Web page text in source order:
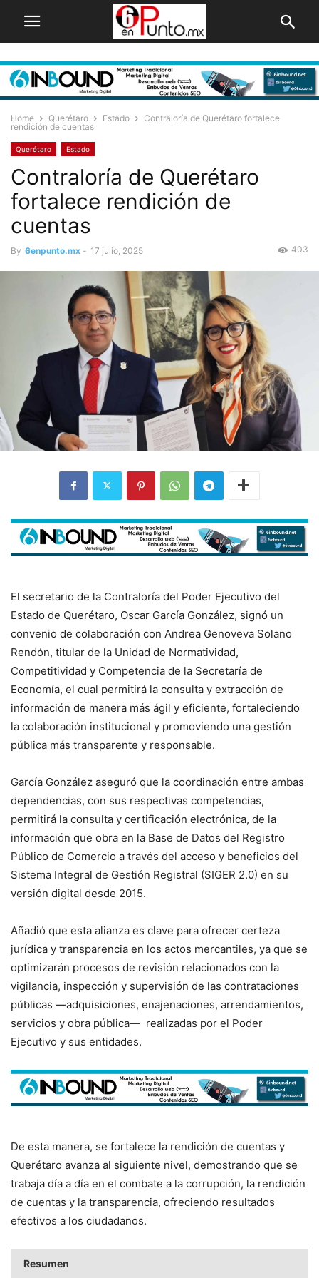
Home Querétaro Estado
Contraloría de Querétaro fortalece
rendición de cuentas
Querétaro Estado
Contraloría de Querétaro
fortalece rendición de
cuentas
By 6enpunto.mx - 17 julio, 2025 403
El secretario de la Contraloría del Poder Ejecutivo del
Estado de Querétaro, Oscar García González, signó un
convenio de colaboración con Andrea Genoveva Solano
Rendón, titular de la Unidad de Normatividad,
Competitividad y Competencia de la Secretaría de
Economía, el cual permitirá la consulta y extracción de
información de manera más ágil y eficiente, fortaleciendo
la colaboración institucional y promoviendo una gestión
pública más transparente y responsable.
García González aseguró que la coordinación entre ambas
dependencias, con sus respectivas competencias,
permitirá la consulta y certificación electrónica, de la
información que obra en la Base de Datos del Registro
Público de Comercio a través del acceso y beneficios del
Sistema Integral de Gestión Registral (SIGER 2.0) en su
versión digital desde 2015.
Añadió que esta alianza es clave para ofrecer certeza
jurídica y transparencia en los actos mercantiles, ya que se
optimizarán procesos de revisión relacionados con la
vigilancia, inspección y supervisión de las contrataciones
públicas —adquisiciones, enajenaciones, arrendamientos,
servicios y obra pública— realizadas por el Poder
Ejecutivo y sus entidades.
De esta manera, se fortalece la rendición de cuentas y
Querétaro avanza al siguiente nivel, demostrando que se
trabaja día a día en el combate a la corrupción, la rendición
de cuentas y la transparencia, ofreciendo resultados
efectivos a los ciudadanos.
Resumen